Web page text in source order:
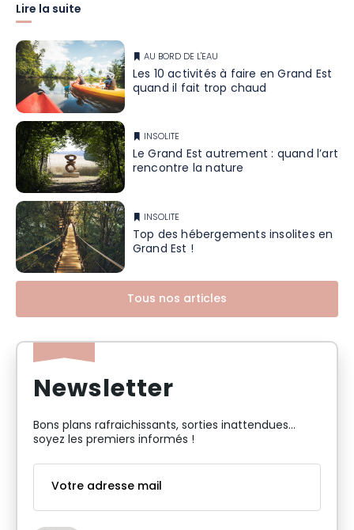
Lire la suite
AU BORD DE L'EAU
Les 10 activités à faire en Grand Est
quand il fait trop chaud
INSOLITE
Le Grand Est autrement : quand l’art
rencontre la nature
INSOLITE
Top des hébergements insolites en
Grand Est !
Tous nos articles
Newsletter
Bons plans rafraichissants, sorties inattendues…
soyez les premiers informés !